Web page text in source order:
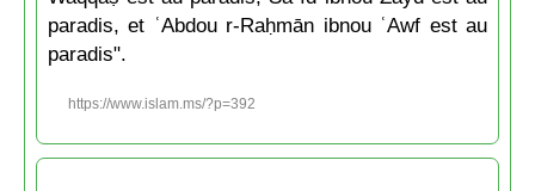
paradis, et ʿAbdou r-Raḥmān ibnou ʿAwf est au
paradis".
https://www.islam.ms/?p=392